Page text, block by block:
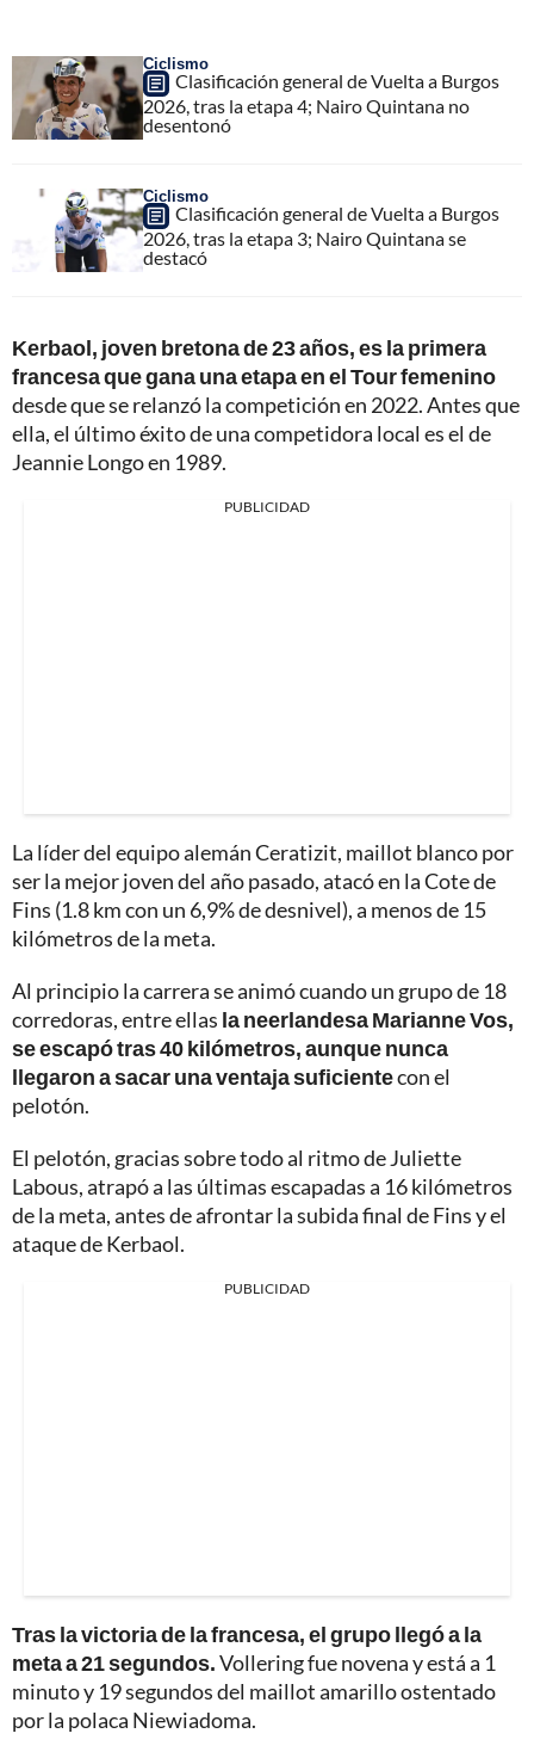
Ciclismo
Clasificación general de Vuelta a Burgos
2026, tras la etapa 4; Nairo Quintana no
desentonó
Ciclismo
Clasificación general de Vuelta a Burgos
2026, tras la etapa 3; Nairo Quintana se
destacó
Kerbaol, joven bretona de 23 años, es la primera
francesa que gana una etapa en el Tour femenino
desde que se relanzó la competición en 2022. Antes que
ella, el último éxito de una competidora local es el de
Jeannie Longo en 1989.
PUBLICIDAD
La líder del equipo alemán Ceratizit, maillot blanco por
ser la mejor joven del año pasado, atacó en la Cote de
Fins (1.8 km con un 6,9% de desnivel), a menos de 15
kilómetros de la meta.
Al principio la carrera se animó cuando un grupo de 18
corredoras, entre ellas la neerlandesa Marianne Vos,
se escapó tras 40 kilómetros, aunque nunca
llegaron a sacar una ventaja suficientecon el
pelotón.
El pelotón, gracias sobre todo al ritmo de Juliette
Labous, atrapó a las últimas escapadas a 16 kilómetros
de la meta, antes de afrontar la subida final de Fins y el
ataque de Kerbaol.
PUBLICIDAD
Tras la victoria de la francesa, el grupo llegó a la
meta a 21 segundos.Vollering fue novena y está a 1
minuto y 19 segundos del maillot amarillo ostentado
por la polaca Niewiadoma.